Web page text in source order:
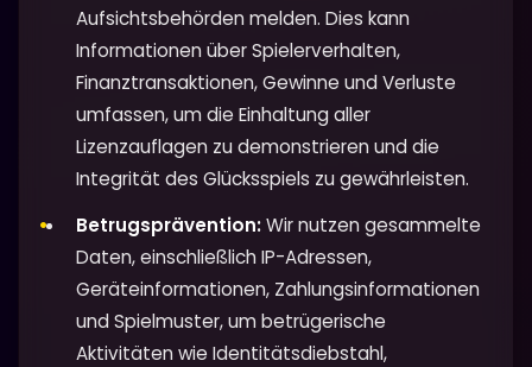
Aufsichtsbehörden melden. Dies kann
Informationen über Spielerverhalten,
Finanztransaktionen, Gewinne und Verluste
umfassen, um die Einhaltung aller
Lizenzauflagen zu demonstrieren und die
Integrität des Glücksspiels zu gewährleisten.
Betrugsprävention:Wir nutzen gesammelte
Daten, einschließlich IP-Adressen,
Geräteinformationen, Zahlungsinformationen
und Spielmuster, um betrügerische
Aktivitäten wie Identitätsdiebstahl,